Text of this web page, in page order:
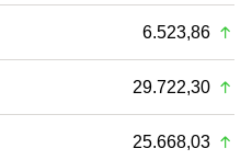
6.523,86
29.722,30
25.668,03